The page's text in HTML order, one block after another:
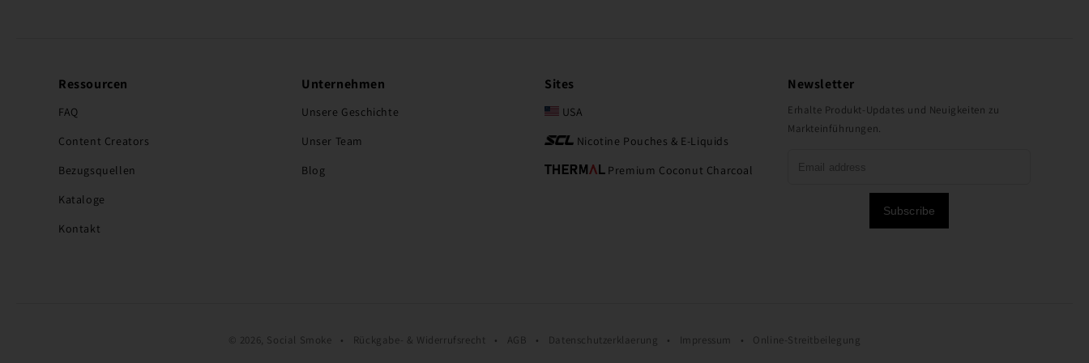
Ressourcen
FAQ
Content Creators
Bezugsquellen
Kataloge
Kontakt
Unternehmen
Unsere Geschichte
Unser Team
Blog
Sites
USA
Nicotine Pouches & E-Liquids
Premium Coconut Charcoal
Newsletter
Erhalte Produkt-Updates und Neuigkeiten zu
Markteinführungen.
Subscribe
© 2026, Social Smoke • Rückgabe- & Widerrufsrecht • AGB • Datenschutzerklaerung • Impressum • Online-Streitbeilegung